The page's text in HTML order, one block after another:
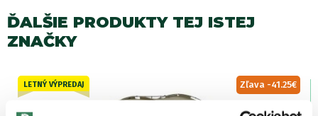
ĎALŠIE PRODUKTY TEJ ISTEJ
ZNAČKY
LETNÝ VÝPREDAJ Zľava -41.25€